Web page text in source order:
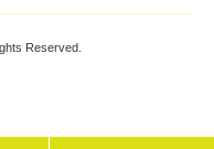
Reserved.